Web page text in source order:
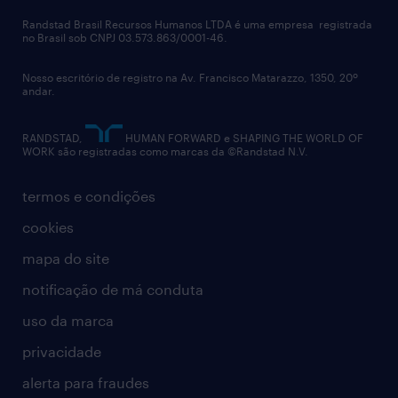
políticas corporativas
relatório anual
termos e condições
cookies
mapa do site
notificação de má conduta
uso da marca
privacidade
alerta para fraudes
Randstad Brasil Recursos Humanos LTDA é uma empresa registrada
no Brasil sob CNPJ 03.573.863/0001-46.
Nosso escritório de registro na Av. Francisco Matarazzo, 1350, 20º
andar.
RANDSTAD,
HUMAN FORWARD e SHAPING THE WORLD OF
WORK são registradas como marcas da ©Randstad N.V.